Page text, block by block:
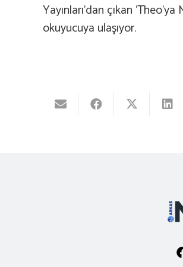
Yayınları’dan çıkan
okuyucuya ulaşıyor.